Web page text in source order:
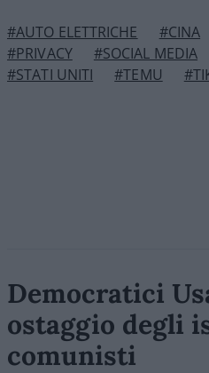
#AUTO ELETTRICHE #CINA
#PRIVACY
#SOCIAL MEDIA
#STATI UNITI
#TEMU
Democratici
ostaggio degli
comunisti